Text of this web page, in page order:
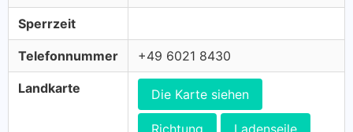
Sperrzeit
Telefonnummer +49 6021 8430
Landkarte Die Karte siehen
Richtung Ladenseile